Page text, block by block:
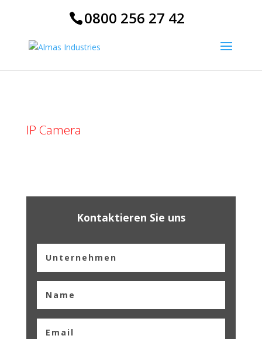
0800 256 27 42
IP Camera
Kontaktieren Sie uns